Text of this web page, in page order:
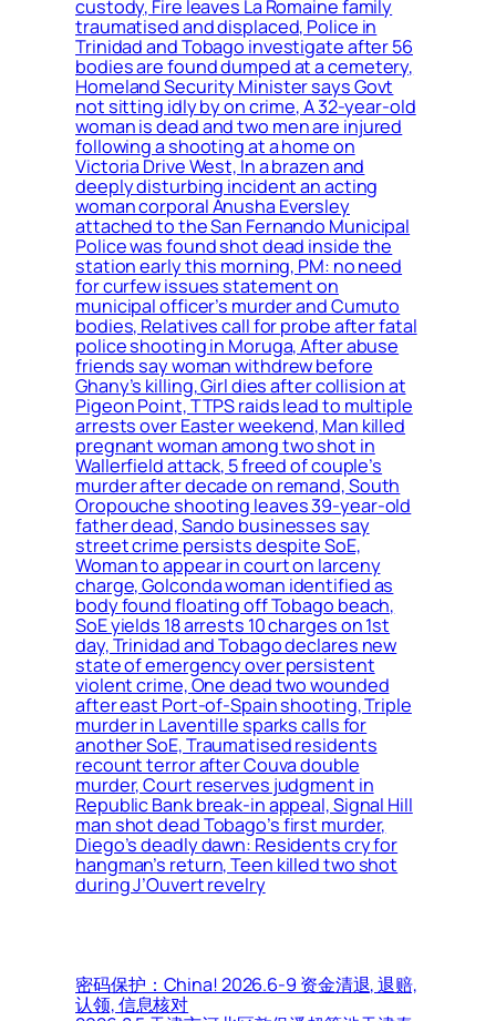
custody, Fire leaves La Romaine family
traumatised and displaced, Police in
Trinidad and Tobago investigate after 56
bodies are found dumped at a cemetery,
Homeland Security Minister says Govt
not sitting idly by on crime, A 32-year-old
woman is dead and two men are injured
following a shooting at a home on
Victoria Drive West, In a brazen and
deeply disturbing incident an acting
woman corporal Anusha Eversley
attached to the San Fernando Municipal
Police was found shot dead inside the
station early this morning, PM: no need
for curfew issues statement on
municipal officer’s murder and Cumuto
bodies, Relatives call for probe after fatal
police shooting in Moruga, After abuse
friends say woman withdrew before
Ghany’s killing, Girl dies after collision at
Pigeon Point, TTPS raids lead to multiple
arrests over Easter weekend, Man killed
pregnant woman among two shot in
Wallerfield attack, 5 freed of couple’s
murder after decade on remand, South
Oropouche shooting leaves 39-year-old
father dead, Sando businesses say
street crime persists despite SoE,
Woman to appear in court on larceny
charge, Golconda woman identified as
body found floating off Tobago beach,
SoE yields 18 arrests 10 charges on 1st
day, Trinidad and Tobago declares new
state of emergency over persistent
violent crime, One dead two wounded
after east Port-of-Spain shooting, Triple
murder in Laventille sparks calls for
another SoE, Traumatised residents
recount terror after Couva double
murder, Court reserves judgment in
Republic Bank break-in appeal, Signal Hill
man shot dead Tobago’s first murder,
Diego’s deadly dawn: Residents cry for
hangman’s return, Teen killed two shot
during J’Ouvert revelry
密码保护：China! 2026.6-9 资金清退, 退赔,
认领, 信息核对